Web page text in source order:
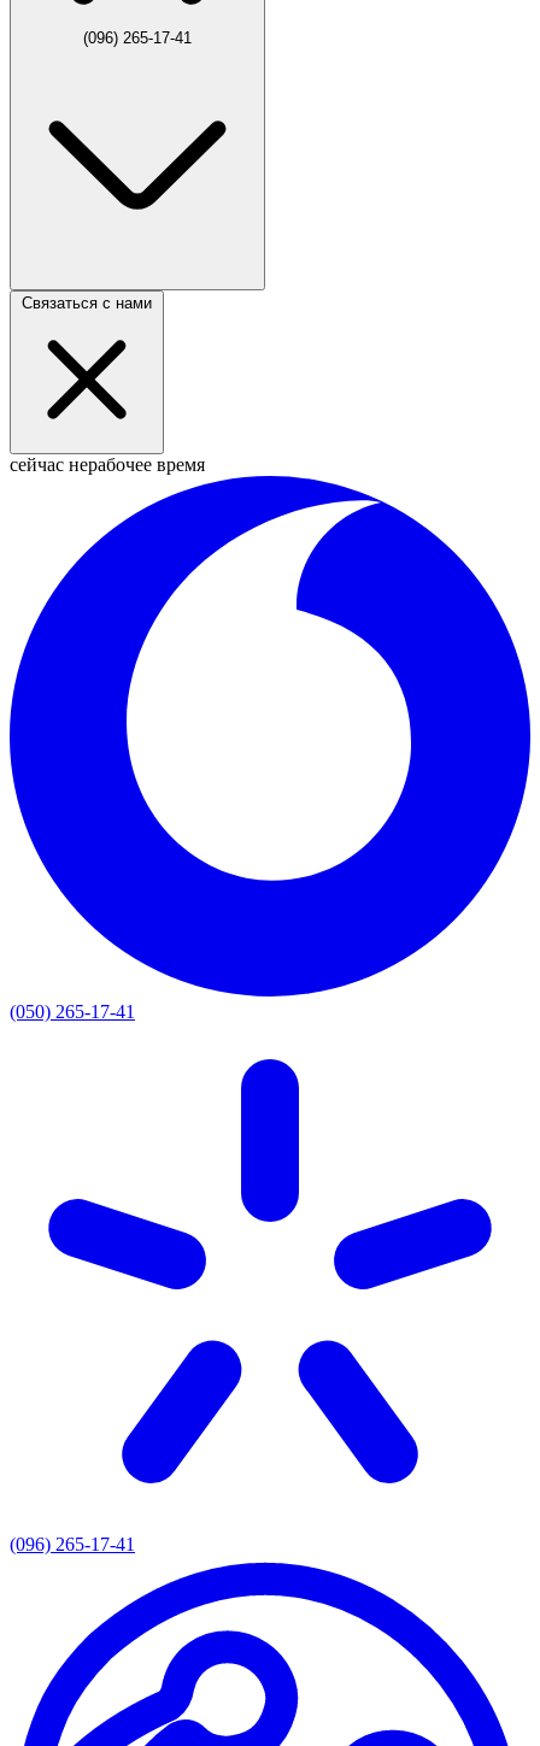
(096) 265-17-41
Связаться с нами
сейчас нерабочее время
(050) 265-17-41
(096) 265-17-41